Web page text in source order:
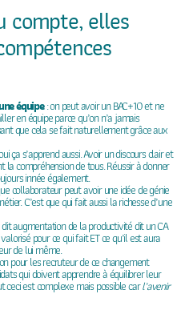
compte, elles
équipe: on peut avoir un BAC+10 et ne
en équipe parce qu’on n’a jamais
que cela se fait naturellement grâce aux
ça s’apprend aussi. Avoir un discours clair et
compréhension de tous. Réussir à donner
innée également.
collaborateur peut avoir une idée de génie
C’est que qui fait aussi la richesse d’une
augmentation de la productivité dit un CA
pour ce qui fait ET ce qu’il est aura
de lui même.
pour les recruteur de ce changement
qui doivent apprendre à équilibrer leur
ceci est complexe mais possible carl’avenir